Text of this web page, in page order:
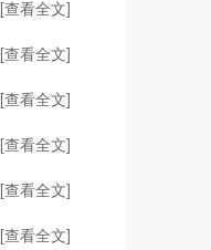
[查看全文]
[查看全文]
[查看全文]
[查看全文]
[查看全文]
[查看全文]